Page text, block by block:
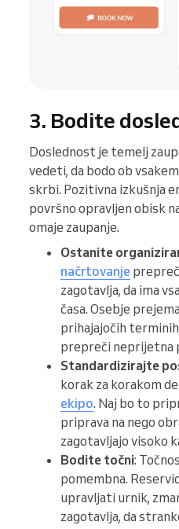
3. Bodite
Doslednost je temelj
vedeti, da bodo ob
skrbi. Pozitivna izkušnja
površno opravljen obisk
omaje zaupanje.
Ostanite
načrtovanje
zagotavlja, da ima
časa. Osebje
prihajajočih
prepreči neprijetna
Standardizirajte
korak za korakom
ekipo. Naj bo to
priprava na nego
zagotavljajo visoko
Bodite točni:
pomembna.
upravljati urnik,
zagotavlja, da